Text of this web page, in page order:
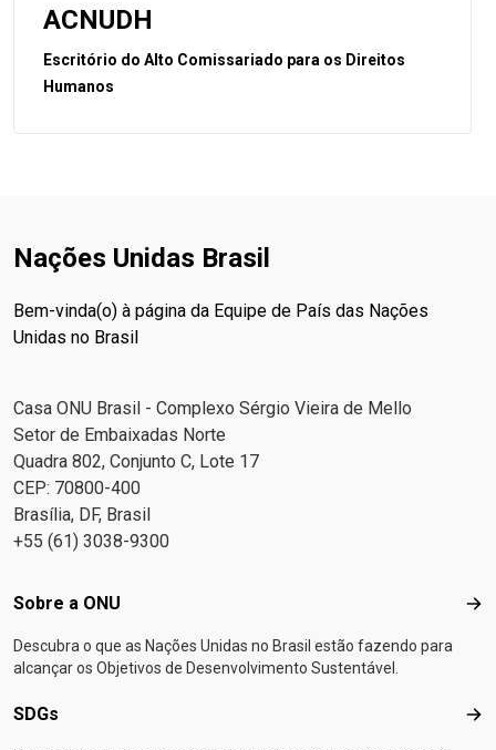
ACNUDH
Escritório do Alto Comissariado para os Direitos
Humanos
Nações Unidas Brasil
Bem-vinda(o) à página da Equipe de País das Nações
Unidas no Brasil
Casa ONU Brasil - Complexo Sérgio Vieira de Mello
Setor de Embaixadas Norte
Quadra 802, Conjunto C, Lote 17
CEP: 70800-400
Brasília, DF, Brasil
+55 (61) 3038-9300
Footer menu
Sobre a ONU
Descubra o que as Nações Unidas no Brasil estão fazendo para
alcançar os Objetivos de Desenvolvimento Sustentável.
SDGs